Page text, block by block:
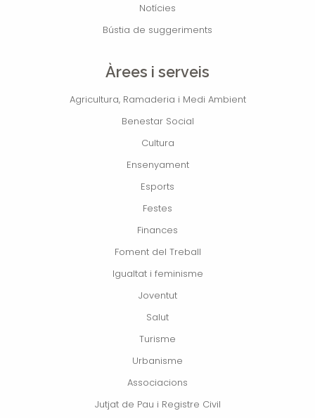
Notícies
Bústia de suggeriments
Àrees i serveis
Agricultura, Ramaderia i Medi Ambient
Benestar Social
Cultura
Ensenyament
Esports
Festes
Finances
Foment del Treball
Igualtat i feminisme
Joventut
Salut
Turisme
Urbanisme
Associacions
Jutjat de Pau i Registre Civil